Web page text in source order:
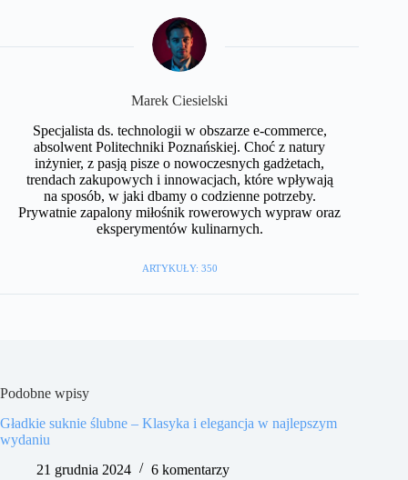
Marek Ciesielski
Specjalista ds. technologii w obszarze e-commerce,
absolwent Politechniki Poznańskiej. Choć z natury
inżynier, z pasją pisze o nowoczesnych gadżetach,
trendach zakupowych i innowacjach, które wpływają
na sposób, w jaki dbamy o codzienne potrzeby.
Prywatnie zapalony miłośnik rowerowych wypraw oraz
eksperymentów kulinarnych.
ARTYKUŁY: 350
Podobne wpisy
Gładkie suknie ślubne – Klasyka i elegancja w najlepszym
wydaniu
21 grudnia 2024
6 komentarzy